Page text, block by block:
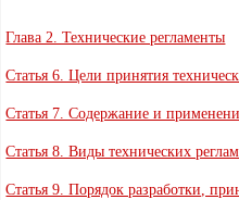
Глава 2. Технические регламенты
Статья 6. Цели принятия
Статья 7. Содержание и
Статья 8. Виды технических
Статья 9. Порядок разработки,